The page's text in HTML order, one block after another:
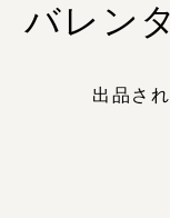
バレン
出品さ